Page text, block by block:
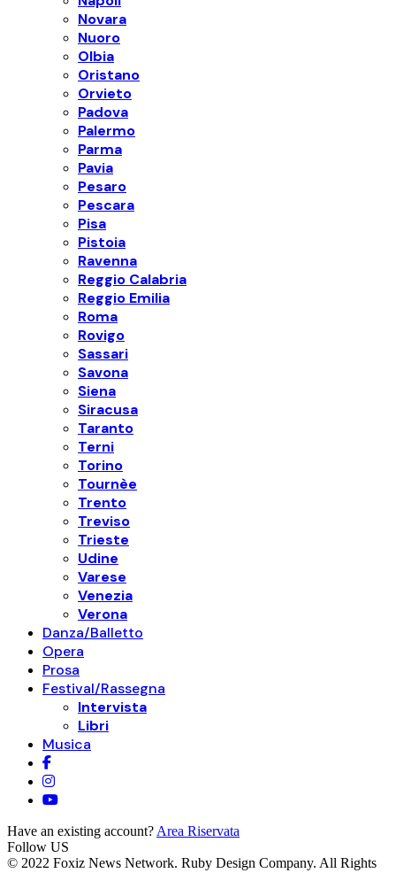
Novara
Nuoro
Olbia
Oristano
Orvieto
Padova
Palermo
Parma
Pavia
Pesaro
Pescara
Pisa
Pistoia
Ravenna
Reggio Calabria
Reggio Emilia
Roma
Rovigo
Sassari
Savona
Siena
Siracusa
Taranto
Terni
Torino
Tournèe
Trento
Treviso
Trieste
Udine
Varese
Venezia
Verona
Danza/Balletto
Opera
Prosa
Festival/Rassegna
Intervista
Libri
Musica
Have an existing account? Area Riservata
Follow US
© 2022 Foxiz News Network. Ruby Design Company. All Rights